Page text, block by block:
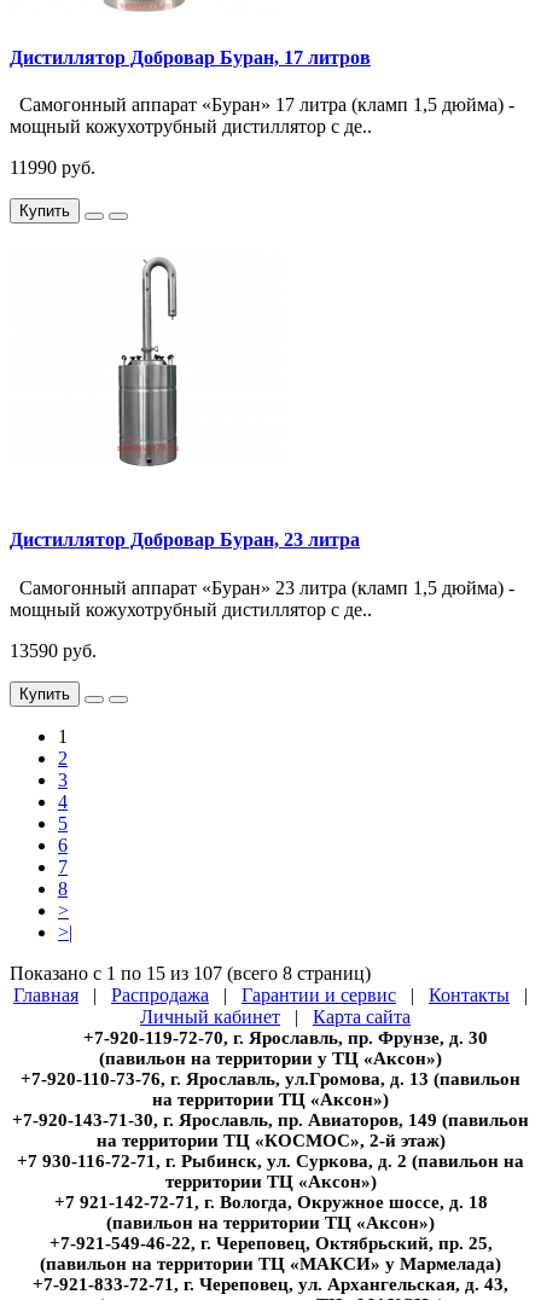
Дистиллятор Добровар Буран, 17 литров
Самогонный аппарат «Буран» 17 литра (кламп 1,5 дюйма) -
мощный кожухотрубный дистиллятор с де..
11990 руб.
Купить
Дистиллятор Добровар Буран, 23 литра
Самогонный аппарат «Буран» 23 литра (кламп 1,5 дюйма) -
мощный кожухотрубный дистиллятор с де..
13590 руб.
Купить
1
2
3
4
5
6
7
8
>
>|
Показано с 1 по 15 из 107 (всего 8 страниц)
Главная | Распродажа | Гарантии и сервис | Контакты |
Личный кабинет | Карта сайта
+7-920-119-72-70, г. Ярославль, пр. Фрунзе, д. 30
(павильон на территории у ТЦ «Аксон»)
+7-920-110-73-76, г. Ярославль, ул.Громова, д. 13 (павильон
на территории ТЦ «Аксон»)
+7-920-143-71-30, г. Ярославль, пр. Авиаторов, 149 (павильон
на территории ТЦ «КОСМОС», 2-й этаж)
+7 930-116-72-71, г. Рыбинск, ул. Суркова, д. 2 (павильон на
территории ТЦ «Аксон»)
+7 921-142-72-71, г. Вологда, Окружное шоссе, д. 18
(павильон на территории ТЦ «Аксон»)
+7-921-549-46-22, г. Череповец, Октябрьский, пр. 25,
(павильон на территории ТЦ «МАКСИ» у Мармелада)
+7-921-833-72-71, г. Череповец, ул. Архангельская, д. 43,